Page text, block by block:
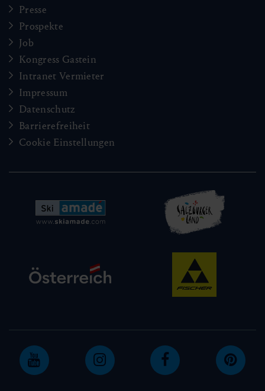
Presse
Prospekte
Job
Kongress Gastein
Intranet Vermieter
Impressum
Datenschutz
Barrierefreiheit
Cookie Einstellungen